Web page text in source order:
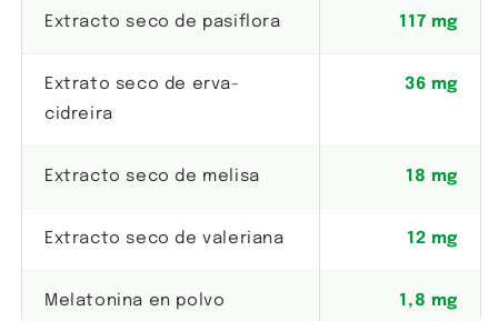
Extracto seco de pasiflora 117 mg
Extrato seco de erva-
cidreira
36 mg
Extracto seco de melisa 18 mg
Extracto seco de valeriana 12 mg
Melatonina en polvo 1,8 mg